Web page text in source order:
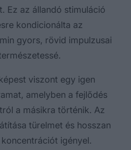
Ez az állandó stimuláció
kondicionálta az
gyors, rövid impulzusai
viszont egy igen
amelyben a fejlődés
a másikra történik. Az
türelmet és hosszan
igényel.